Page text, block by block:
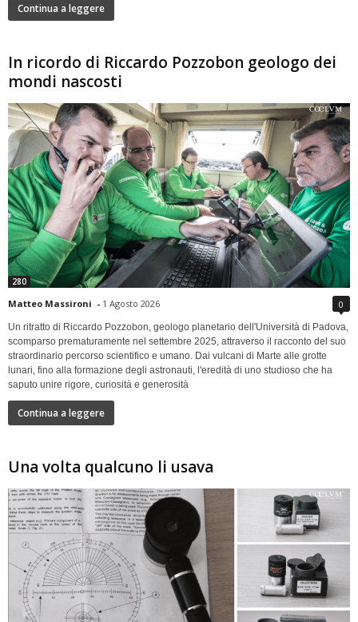
Continua a leggere
In ricordo di Riccardo Pozzobon geologo dei
mondi nascosti
280
Matteo Massironi - 1 Agosto 2026 0
Un ritratto di Riccardo Pozzobon, geologo planetario dell'Università di Padova,
scomparso prematuramente nel settembre 2025, attraverso il racconto del suo
straordinario percorso scientifico e umano. Dai vulcani di Marte alle grotte
lunari, fino alla formazione degli astronauti, l'eredità di uno studioso che ha
saputo unire rigore, curiosità e generosità
Continua a leggere
Una volta qualcuno li usava